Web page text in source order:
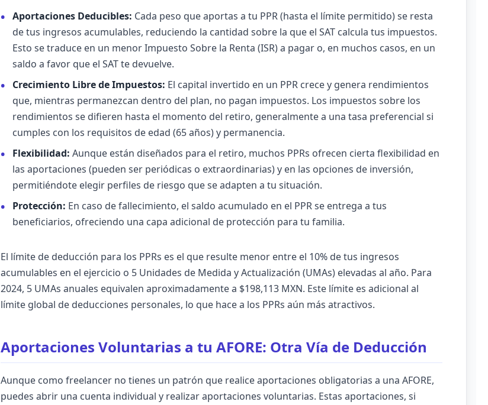
Aportaciones Deducibles: Cada peso que aportas a tu PPR (hasta el límite permitido) se resta
de tus ingresos acumulables, reduciendo la cantidad sobre la que el SAT calcula tus impuestos.
Esto se traduce en un menor Impuesto Sobre la Renta (ISR) a pagar o, en muchos casos, en un
saldo a favor que el SAT te devuelve.
Crecimiento Libre de Impuestos: El capital invertido en un PPR crece y genera rendimientos
que, mientras permanezcan dentro del plan, no pagan impuestos. Los impuestos sobre los
rendimientos se difieren hasta el momento del retiro, generalmente a una tasa preferencial si
cumples con los requisitos de edad (65 años) y permanencia.
Flexibilidad: Aunque están diseñados para el retiro, muchos PPRs ofrecen cierta flexibilidad en
las aportaciones (pueden ser periódicas o extraordinarias) y en las opciones de inversión,
permitiéndote elegir perfiles de riesgo que se adapten a tu situación.
Protección: En caso de fallecimiento, el saldo acumulado en el PPR se entrega a tus
beneficiarios, ofreciendo una capa adicional de protección para tu familia.
El límite de deducción para los PPRs es el que resulte menor entre el 10% de tus ingresos
acumulables en el ejercicio o 5 Unidades de Medida y Actualización (UMAs) elevadas al año. Para
2024, 5 UMAs anuales equivalen aproximadamente a $198,113 MXN. Este límite es adicional al
límite global de deducciones personales, lo que hace a los PPRs aún más atractivos.
Aportaciones Voluntarias a tu AFORE: Otra Vía de Deducción
Aunque como freelancer no tienes un patrón que realice aportaciones obligatorias a una AFORE,
puedes abrir una cuenta individual y realizar aportaciones voluntarias. Estas aportaciones, si